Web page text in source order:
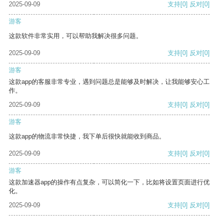
2025-09-09 支持[0] 反对[0]
游客
这款软件非常实用，可以帮助我解决很多问题。
2025-09-09 支持[0] 反对[0]
游客
这款app的客服非常专业，遇到问题总是能够及时解决，让我能够安心工
作。
2025-09-09
支持[0] 反对[0]
游客
这款app的物流非常快捷，我下单后很快就能收到商品。
2025-09-09 支持[0] 反对[0]
游客
这款加速器app的操作有点复杂，可以简化一下，比如将设置页面进行优
化。
2025-09-09
支持[0] 反对[0]